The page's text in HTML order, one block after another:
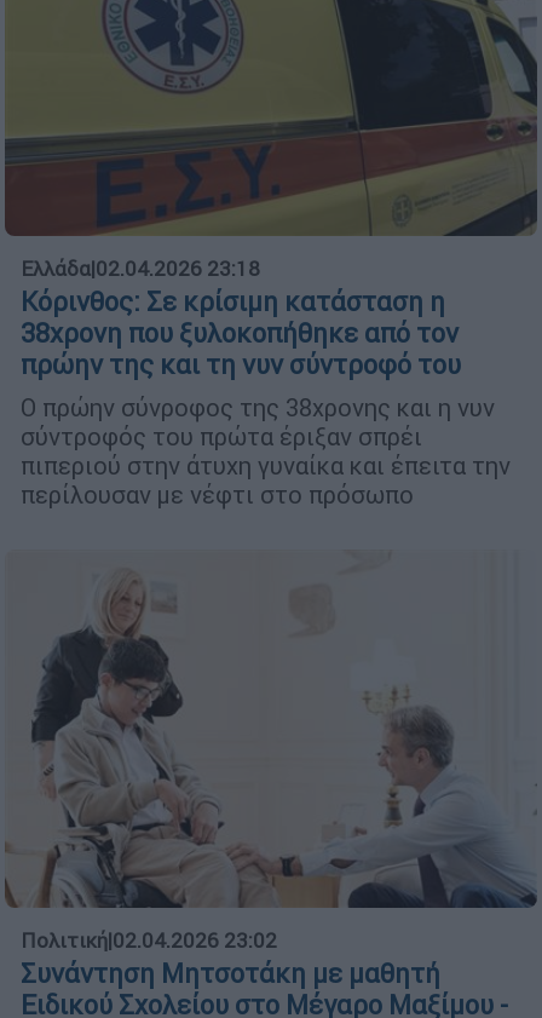
Ελλάδα|02.04.2026 23:18
Κόρινθος: Σε κρίσιμη κατάσταση η
38χρονη που ξυλοκοπήθηκε από τον
πρώην της και τη νυν σύντροφό του
Ο πρώην σύνροφος της 38χρονης και η νυν
σύντροφός του πρώτα έριξαν σπρέι
πιπεριού στην άτυχη γυναίκα και έπειτα την
περίλουσαν με νέφτι στο πρόσωπο
Πολιτική|02.04.2026 23:02
Συνάντηση Μητσοτάκη με μαθητή
Ειδικού Σχολείου στο Μέγαρο Μαξίμου -